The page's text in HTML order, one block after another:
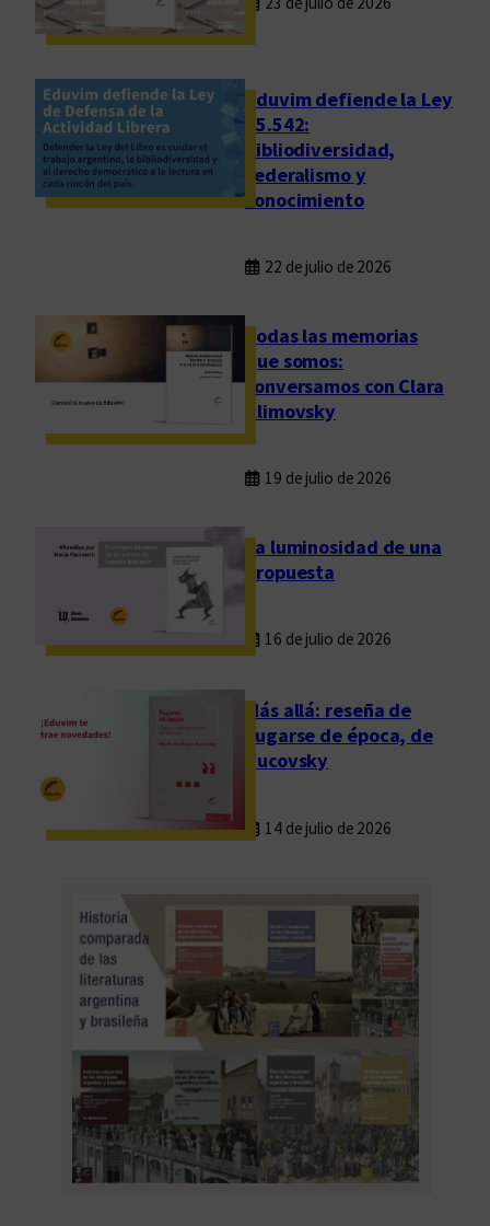
Eduvim defiende la Ley
25.542:
bibliodiversidad,
federalismo y
conocimiento
22 de julio de 2026
Todas las memorias
que somos:
conversamos con Clara
Klimovsky
19 de julio de 2026
La luminosidad de una
propuesta
16 de julio de 2026
Más allá: reseña de
Fugarse de época, de
Rucovsky
14 de julio de 2026